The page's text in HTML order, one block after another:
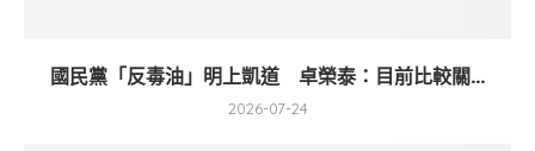
國民黨「反毒油」明上凱道 卓榮泰：目前比較關...
2026-07-24